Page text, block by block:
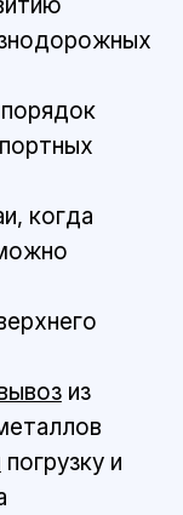
когда
из
погрузку и